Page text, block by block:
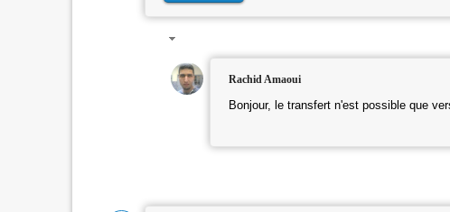
Rachid Amaoui
Bonjour, le transfert n'est possible que